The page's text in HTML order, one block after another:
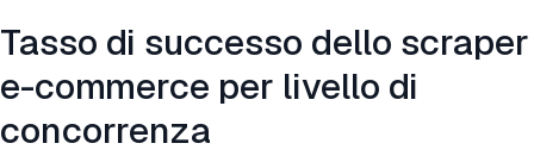
Tasso di successo dello scraper
e-commerce per livello di
concorrenza